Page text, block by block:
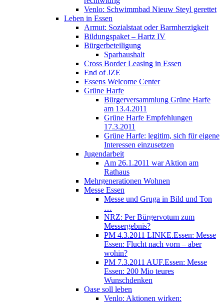
Venlo: Schwimmbad Nieuw Steyl gerettet
Leben in Essen
Armut: Sozialstaat oder Barmherzigkeit
Bildungspaket – Hartz IV
Bürgerbeteiligung
Sparhaushalt
Cross Border Leasing in Essen
End of JZE
Essens Welcome Center
Grüne Harfe
Bürgerversammlung Grüne Harfe
am 13.4.2011
Grüne Harfe Empfehlungen
17.3.2011
Grüne Harfe: legitim, sich für eigene
Interessen einzusetzen
Jugendarbeit
Am 26.1.2011 war Aktion am
Rathaus
Mehrgenerationen Wohnen
Messe Essen
Messe und Gruga in Bild und Ton
…
NRZ: Per Bürgervotum zum
Messergebnis?
PM 4.3.2011 LINKE.Essen: Messe
Essen: Flucht nach vorn – aber
wohin?
PM 7.3.2011 AUF.Essen: Messe
Essen: 200 Mio teures
Wunschdenken
Oase soll leben
Venlo: Aktionen wirken: